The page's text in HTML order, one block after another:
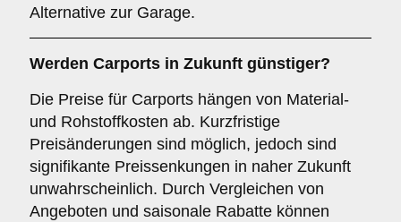
Alternative zur Garage.
Werden Carports in Zukunft günstiger?
Die Preise für Carports hängen von Material-
und Rohstoffkosten ab. Kurzfristige
Preisänderungen sind möglich, jedoch sind
signifikante Preissenkungen in naher Zukunft
unwahrscheinlich. Durch Vergleichen von
Angeboten und saisonale Rabatte können